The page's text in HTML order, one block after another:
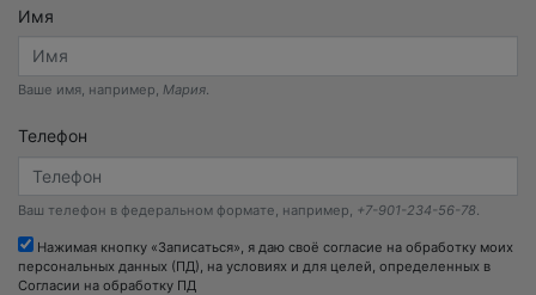
Имя
Ваше имя, например, Мария.
Телефон
Ваш телефон в федеральном формате, например, +7-901-234-56-78
Нажимая кнопку «Записаться», я даю своё согласие на обработку моих
персональных данных (ПД), на условиях и для целей, определенных в
Согласии на обработку ПД